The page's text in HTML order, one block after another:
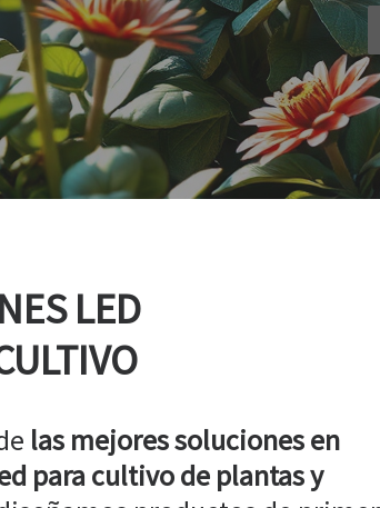
LED
las mejores soluciones en
para cultivo de plantas y